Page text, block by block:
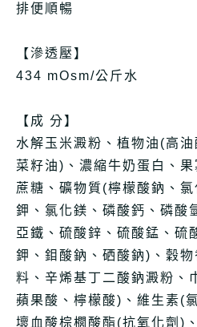
排便順暢
【滲透壓】
434 mOsm/公斤水
【成 分】
水解玉米澱粉、植物油(高油
菜籽油)、濃縮牛奶蛋白、果
蔗糖、礦物質(檸檬酸鈉、
鉀、氯化鎂、磷酸鈣、磷酸
亞鐵、硫酸鋅、硫酸錳、硫
鉀、鉬酸鈉、硒酸鈉)、穀
料、辛烯基丁二酸鈉澱粉、
蘋果酸、檸檬酸)、維生素(
壞血酸棕櫚酸酯(抗氧化劑)